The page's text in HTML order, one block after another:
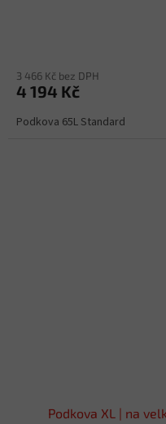
3 466 Kč bez DPH
4 194 Kč
Podkova 65L Standard
Podkova XL | na